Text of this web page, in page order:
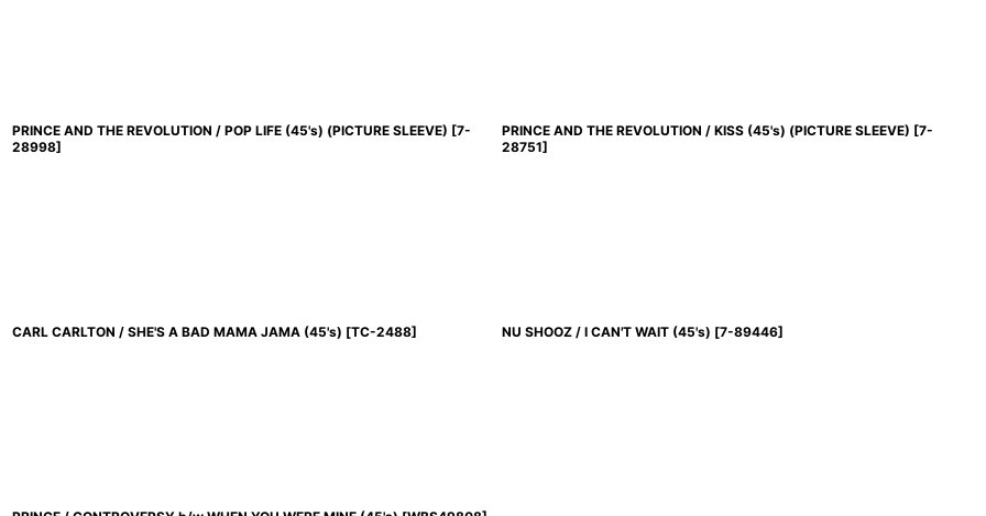
PRINCE AND THE REVOLUTION / POP LIFE (45's) (PICTURE SLEEVE) [7-
28998]
PRINCE AND THE REVOLUTION / KISS (45's) (PICTURE SLEEVE) [7-
28751]
CARL CARLTON / SHE'S A BAD MAMA JAMA (45's) [TC-2488] NU SHOOZ / I CAN'T WAIT (45's) [7-89446]